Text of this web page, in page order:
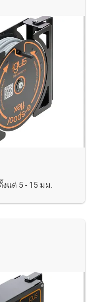
งแต่ 5 - 15 มม.